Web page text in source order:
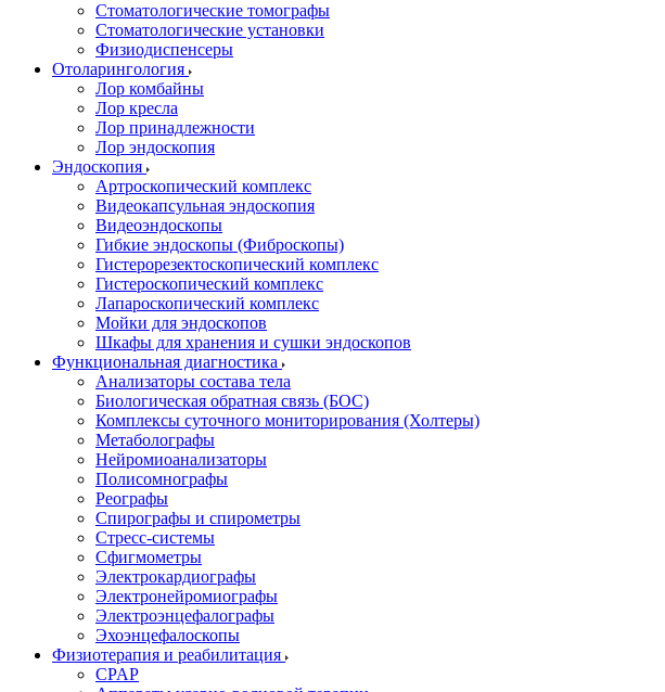
Стоматологические томографы
Стоматологические установки
Физиодиспенсеры
Отоларингология
Лор комбайны
Лор кресла
Лор принадлежности
Лор эндоскопия
Эндоскопия
Артроскопический комплекс
Видеокапсульная эндоскопия
Видеоэндоскопы
Гибкие эндоскопы (Фиброcкопы)
Гистерорезектоскопический комплекс
Гистероскопический комплекс
Лапароскопический комплекс
Мойки для эндоскопов
Шкафы для хранения и сушки эндоскопов
Функциональная диагностика
Анализаторы состава тела
Биологическая обратная связь (БОС)
Комплексы суточного мониторирования (Холтеры)
Метаболографы
Нейромиоанализаторы
Полисомнографы
Реографы
Спирографы и спирометры
Стресс-системы
Сфигмометры
Электрокардиографы
Электронейромиографы
Электроэнцефалографы
Эхоэнцефалоскопы
Физиотерапия и реабилитация
CPAP